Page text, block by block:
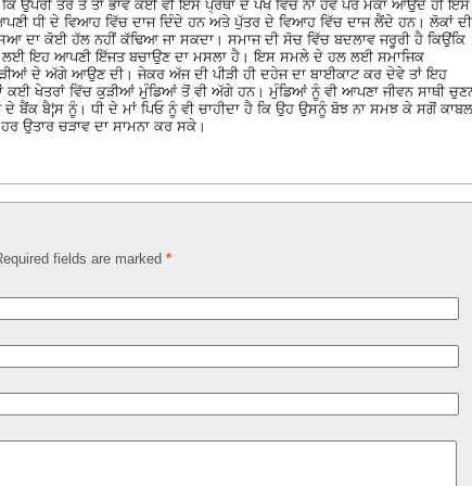
ਉਪਰੀ ਤੌਰ ਤੇ ਤਾਂ ਭਾਵੇਂ ਕੋਈ ਵੀ ਇਸ ਪ੍ਰਥਾ ਦੇ ਪੱਖ ਵਿੱਚ ਨਾ ਹੋਵੇ ਪਰ ਮੋਕਾ ਆਉਂਦੇ ਹੀ ਇਸ
ਧੀ ਦੇ ਵਿਆਹ ਵਿੱਚ ਦਾਜ ਦਿੰਦੇ ਹਨ ਅਤੇ ਪੁੱਤਰ ਦੇ ਵਿਆਹ ਵਿੱਚ ਦਾਜ ਲੈਂਦੇ ਹਨ। ਲੋਕਾਂ ਦੀ
ਦਾ ਕੋਈ ਹੱਲ ਨਹੀਂ ਕੱਢਿਆ ਜਾ ਸਕਦਾ। ਸਮਾਜ ਦੀ ਸੋਚ ਵਿੱਚ ਬਦਲਾਵ ਜਰੂਰੀ ਹੈ ਕਿਉਂਕਿ
ਇਹ ਆਪਣੀ ਇੱਜਤ ਬਚਾਉਣ ਦਾ ਮਸਲਾ ਹੈ। ਇਸ ਸਮਲੇ ਦੇ ਹਲ ਲਈ ਸਮਾਜਿਕ
ਦੇ ਅੱਗੇ ਆਉਣ ਦੀ। ਜੇਕਰ ਅੱਜ ਦੀ ਪੀੜੀ ਹੀ ਦਹੇਜ ਦਾ ਬਾਈਕਾਟ ਕਰ ਦੇਵੇ ਤਾਂ ਇਹ
ਕਈ ਖੇਤਰਾਂ ਵਿੱਚ ਕੁੜੀਆਂ ਮੁੰਡਿਆਂ ਤੋਂ ਵੀ ਅੱਗੇ ਹਨ। ਮੁੰਡਿਆਂ ਨੂੰ ਵੀ ਆਪਣਾ ਜੀਵਨ ਸਾਥੀ
ਬੈਂਕ ਬੈ¦ਸ ਨੂੰ। ਧੀ ਦੇ ਮਾਂ ਪਿਓ ਨੂੰ ਵੀ ਚਾਹੀਦਾ ਹੈ ਕਿ ਉਹ ਉਸਨੂੰ ਬੋਝ ਨਾ ਸਮਝ ਕੇ ਸਗੋਂ ਕਾਬਲ
ਉਤਾਰ ਚੜਾਵ ਦਾ ਸਾਮਨਾ ਕਰ ਸਕੇ।
fields are marked *